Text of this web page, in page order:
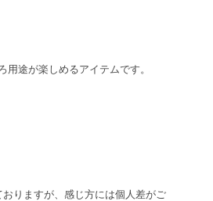
途が楽しめるアイテムです。
りますが、感じ方には個人差がご